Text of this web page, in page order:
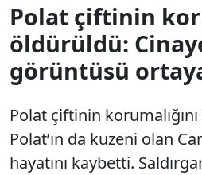
Polat çiftinin
öldürüldü:
görüntüsü
Polat çiftinin
Polat’ın da kuzeni olan
hayatını kaybetti.